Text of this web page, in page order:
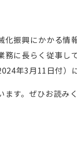
振興にかかる情
に長らく従事し
年3月11日付）
す。ぜひお読みく